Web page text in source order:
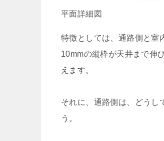
平面詳細図
特徴としては、通路側と室
10mmの縦枠が天井まで伸
えます。
それに、通路側は、どうし
う。